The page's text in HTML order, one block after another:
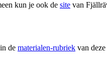
kun je ook de site van
de materialen-rubriek van deze